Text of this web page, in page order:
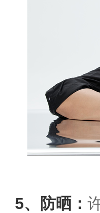
5、防晒：